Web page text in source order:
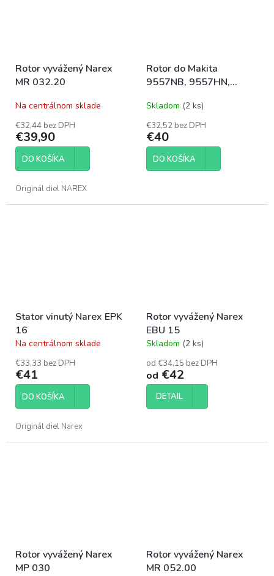
Rotor vyvážený Narex
MR 032.20
Na centrálnom sklade
€32,44 bez DPH
€39,90
DO KOŠÍKA
Originál diel NAREX
Rotor do Makita
9557NB, 9557HN,
9558PB
Skladom (2 ks)
€32,52 bez DPH
€40
DO KOŠÍKA
Stator vinutý Narex EPK
16
Priemerné
produktu
je
5,0
hviezdičiek.
Na centrálnom sklade
€33,33 bez DPH
€41
DO KOŠÍKA
Originál diel Narex
Rotor vyvážený Narex
EBU 15
Priemerné
produktu
je
4,1
Skladom (2 ks)
od €34,15 bez DPH
od €42
DETAIL
Rotor vyvážený Narex
MP 030
Rotor vyvážený Narex
MR 052.00